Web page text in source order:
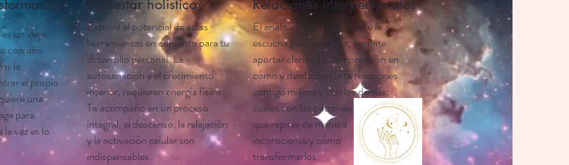
un viaje
con uno
la
el propio
una
para
vez es lo
Bienestar holístico
Explora el potencial de estas
herramientas en conjunto para tu
desarrollo personal. La
autosanación y el crecimiento
interior, requieren energía física.
Te acompaño en un proceso
integral, el descanso, la relajación
y la activación celular son
indispensables.
Relaciones interpersonales
El análisis de tu carta natal y la
escucha psicoanalítica, permite
aportar claridad y comprensión en
cómo y desde donde te relaciones
contigo mismo y con los demás,
cuales son los patrones
que repites de manera
inconsciente y cómo
transformarlos.